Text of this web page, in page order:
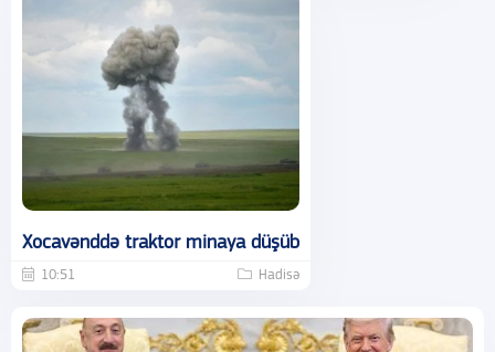
Xocavənddə traktor minaya düşüb
10:51 Hadisə